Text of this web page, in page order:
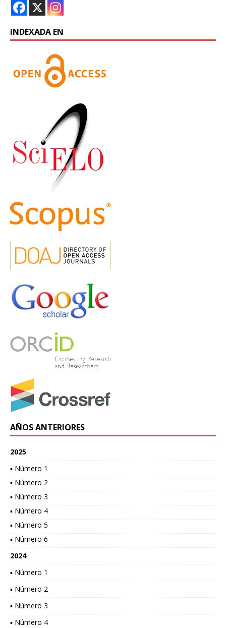
INDEXADA EN
AÑOS ANTERIORES
2025
▪ Número 1
▪ Número 2
▪ Número 3
▪ Número 4
▪ Número 5
▪ Número 6
2024
▪ Número 1
▪ Número 2
▪ Número 3
▪ Número 4